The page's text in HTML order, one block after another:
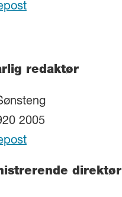
redaktør
2005
direktør